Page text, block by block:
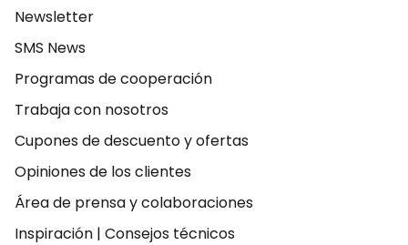
Newsletter
SMS News
Programas de cooperación
Trabaja con nosotros
Cupones de descuento y ofertas
Opiniones de los clientes
Área de prensa y colaboraciones
Inspiración | Consejos técnicos